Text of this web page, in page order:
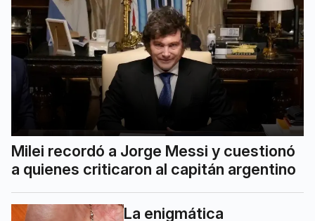
Milei recordó a Jorge Messi y cuestionó
a quienes criticaron al capitán argentino
La enigmática